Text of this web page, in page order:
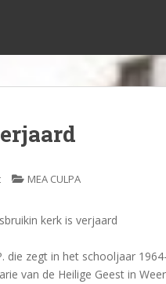
MEA CULPA
kerk is verjaard
die zegt in het schooljaar
van de Heilige Geest in